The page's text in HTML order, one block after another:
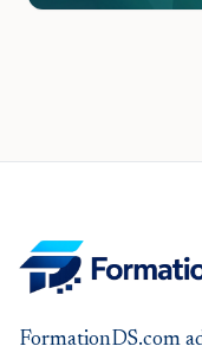
FormationDS.com